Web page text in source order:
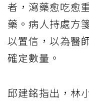
者，瀉藥愈吃愈
藥。病人持處方
以置信，以為醫
確定數量。
邱建銘指出，林